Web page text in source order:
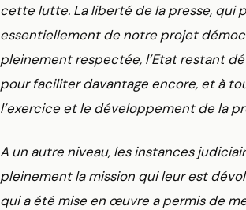
cette lutte. La liberté de la presse, qui
essentiellement de notre projet
pleinement respectée, l’Etat restant
pour faciliter davantage encore, et à
l’exercice et le développement de la
A un autre niveau, les instances
pleinement la mission qui leur est
qui a été mise en œuvre a permis de